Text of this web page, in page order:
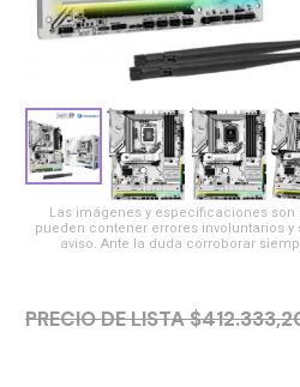
Las imágenes y especificaciones
pueden contener errores involuntarios
aviso. Ante la duda corroborar
PRECIO DE LISTA